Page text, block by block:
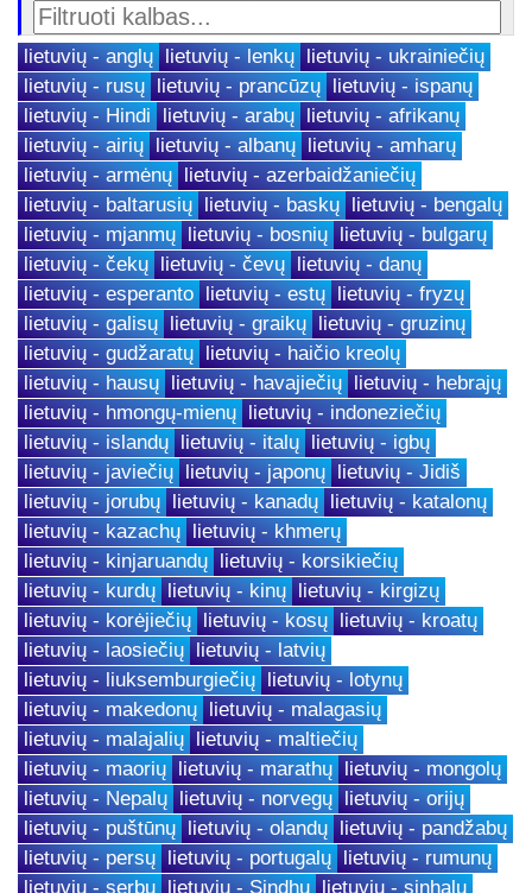
lietuvių - anglų lietuvių - lenkų lietuvių - ukrainiečių
lietuvių - rusų lietuvių - prancūzų lietuvių - ispanų
lietuvių - Hindi lietuvių - arabų lietuvių - afrikanų
lietuvių - airių lietuvių - albanų lietuvių - amharų
lietuvių - armėnų lietuvių - azerbaidžaniečių
lietuvių - baltarusių lietuvių - baskų lietuvių - bengalų
lietuvių - mjanmų lietuvių - bosnių lietuvių - bulgarų
lietuvių - čekų lietuvių - čevų lietuvių - danų
lietuvių - esperanto lietuvių - estų lietuvių - fryzų
lietuvių - galisų lietuvių - graikų lietuvių - gruzinų
lietuvių - gudžaratų lietuvių - haičio kreolų
lietuvių - hausų lietuvių - havajiečių lietuvių - hebrajų
lietuvių - hmongų-mienų lietuvių - indoneziečių
lietuvių - islandų lietuvių - italų lietuvių - igbų
lietuvių - javiečių lietuvių - japonų lietuvių - Jidiš
lietuvių - jorubų lietuvių - kanadų lietuvių - katalonų
lietuvių - kazachų lietuvių - khmerų
lietuvių - kinjaruandų lietuvių - korsikiečių
lietuvių - kurdų lietuvių - kinų lietuvių - kirgizų
lietuvių - korėjiečių lietuvių - kosų lietuvių - kroatų
lietuvių - laosiečių lietuvių - latvių
lietuvių - liuksemburgiečių lietuvių - lotynų
lietuvių - makedonų lietuvių - malagasių
lietuvių - malajalių lietuvių - maltiečių
lietuvių - maorių lietuvių - marathų lietuvių - mongolų
lietuvių - Nepalų lietuvių - norvegų lietuvių - orijų
lietuvių - puštūnų lietuvių - olandų lietuvių - pandžabų
lietuvių - persų lietuvių - portugalų lietuvių - rumunų
lietuvių - serbų lietuvių - Sindhų lietuvių - sinhalų